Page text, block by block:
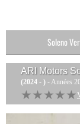
ARI Motors
(2024 - ) - Années
★★★★★
★★★★★
Soleno